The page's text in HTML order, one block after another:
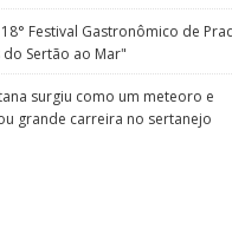
Festival Gastronômico de
do Sertão ao Mar"
surgiu como um meteoro e
grande carreira no sertanejo